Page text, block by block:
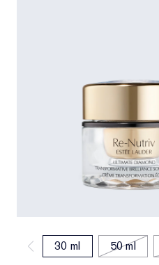
30 ml 50 ml